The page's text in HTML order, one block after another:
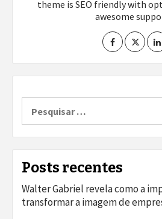
theme is SEO friendly with
awesome
por:
Posts recentes
Walter Gabriel revela como a
transformar a imagem de